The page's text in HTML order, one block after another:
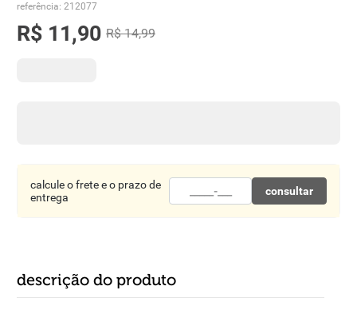
referência: 212077
R$ 11,90 R$ 14,99
calcule o frete e o prazo de
entrega
consultar
descrição do produto